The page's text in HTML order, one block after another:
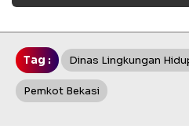
Tag : Dinas Lingkungan
Pemkot Bekasi